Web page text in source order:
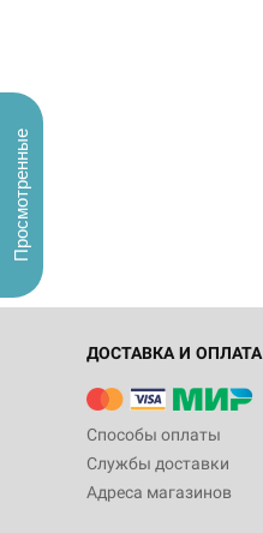
ДОСТАВКА И ОПЛАТА
Способы оплаты
Службы доставки
Адреса магазинов
Просмотренные